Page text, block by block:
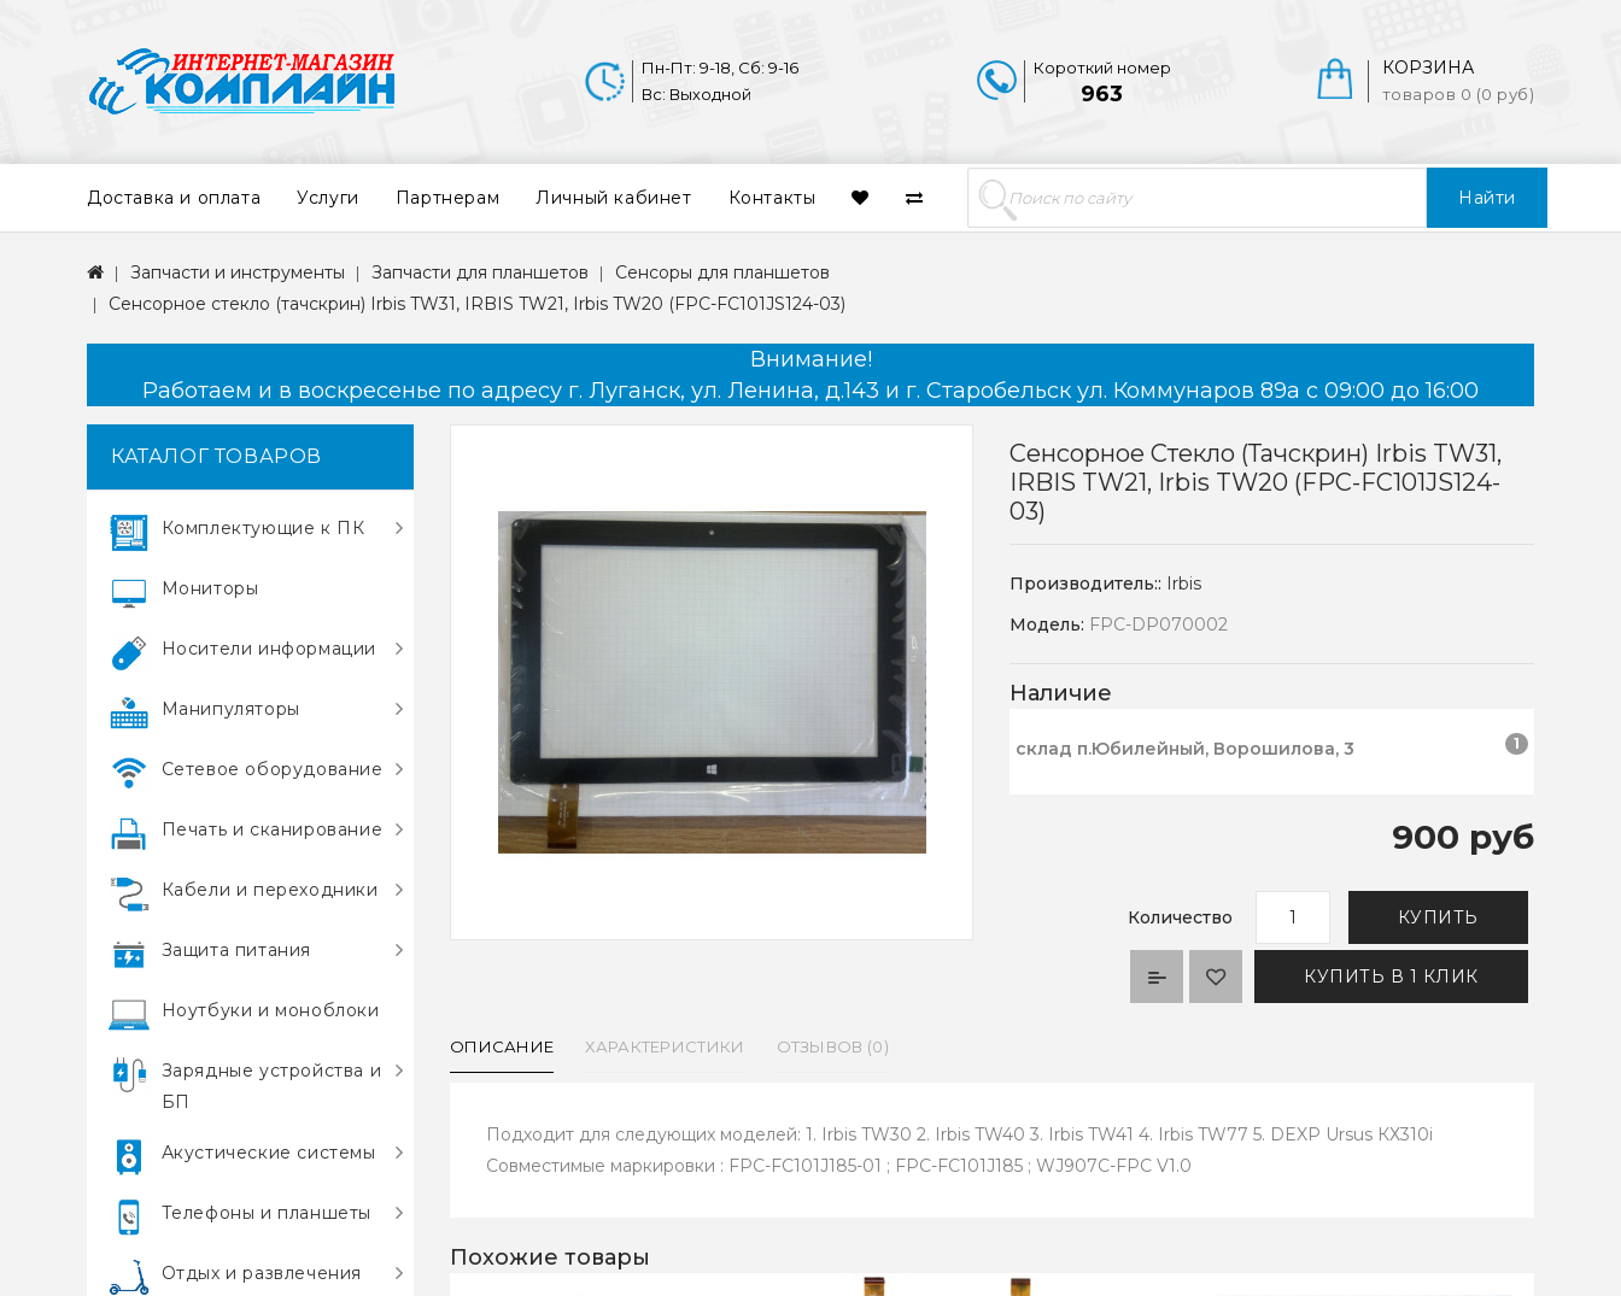
Найти
КОРЗИНА
товаров 0 (0 руб)
Короткий номер
963
Пн-Пт: 9-18, Сб: 9-16
Вс: Выходной
Доставка и оплата Услуги Партнерам Личный кабинет Контакты
Запчасти и инструменты Запчасти для планшетов
Сенсоры для планшетов
Сенсорное стекло (тачскрин) Irbis TW31, IRBIS TW21, Irbis TW20 (FPC-FC101JS124-03)
Внимание!
Работаем и в воскресенье по адресу г. Луганск, ул. Ленина, д.143 и г. Старобельск ул. Коммунаров 89а с 09:00 до 16:00
КАТАЛОГ ТОВАРОВ
Комплектующие к ПК
Мониторы
Носители информации
Манипуляторы
Сетевое оборудование
Печать и сканирование
Кабели и переходники
Защита питания
Ноутбуки и моноблоки
Зарядные устройства и
БП
Акустические системы
Телефоны и планшеты
Отдых и развлечения
Сенсорное Стекло (тачскрин) Irbis TW31,
IRBIS TW21, Irbis TW20 (FPC-FC101JS124-
03)
Производитель:: Irbis
Модель: FPC-DP070002
Наличие
склад п.Юбилейный, Ворошилова, 3 1
900 руб
Количество КУПИТЬ
КУПИТЬ В 1 КЛИК
ОПИСАНИЕ ХАРАКТЕРИСТИКИ ОТЗЫВОВ (0)
Пoдходит для cледующиx моделей: 1. Irbis TW30 2. Irbis TW40 3. Irbis TW41 4. Irbis TW77 5. DEXР Ursus КХ310i
Сoвместимые мapкиpовки : FРС-FС101J185-01 ; FPС-FС101J185 ; WJ907С-FPС V1.0
Похожие товары